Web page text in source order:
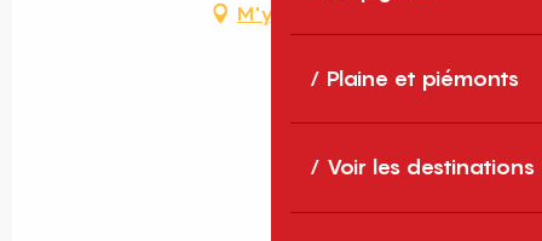
Plaine et piémonts
Voir les destinations
M'y rendre